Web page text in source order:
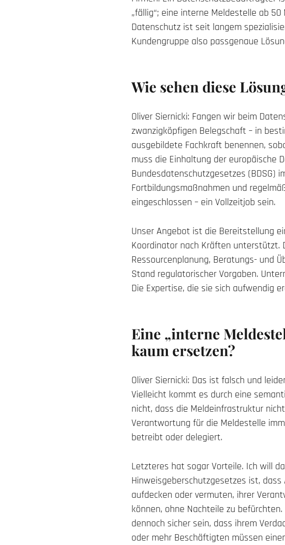
„fällig“; eine interne Meldestelle ab
Datenschutz ist seit langem
Kundengruppe also passgenaue
Wie sehen diese
Oliver Siernicki: Fangen wir beim
zwanzigköpfigen Belegschaft – in
ausgebildete Fachkraft benennen,
muss die Einhaltung der europäische
Bundesdatenschutzgesetzes (BDSG)
Fortbildungsmaßnahmen und
eingeschlossen – ein Vollzeitjob sein.
Unser Angebot ist die Bereitstellung
Koordinator nach Kräften unterstützt.
Ressourcenplanung, Beratungs- und
Stand regulatorischer Vorgaben.
Die Expertise, die sie sich aufwendig
Eine „interne
kaum ersetzen?
Oliver Siernicki: Das ist falsch und
Vielleicht kommt es durch eine
nicht, dass die Meldeinfrastruktur
Verantwortung für die Meldestelle
betreibt oder delegiert.
Letzteres hat sogar Vorteile. Ich will
Hinweisgeberschutzgesetzes ist,
aufdecken oder vermuten, ihrer
können, ohne Nachteile zu
dennoch sicher sein, dass ihrem
oder mehr Beschäftigten müssen